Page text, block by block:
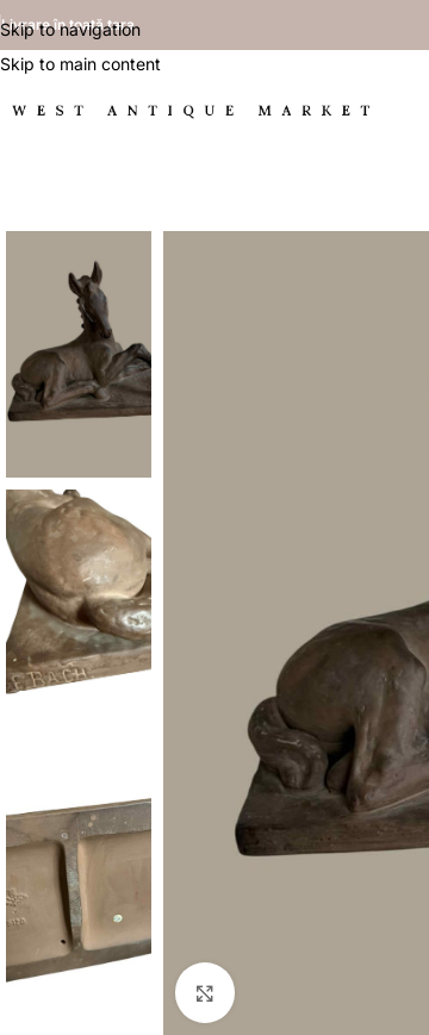
Skip to navigation
Skip to main content
Livrare în toată țara